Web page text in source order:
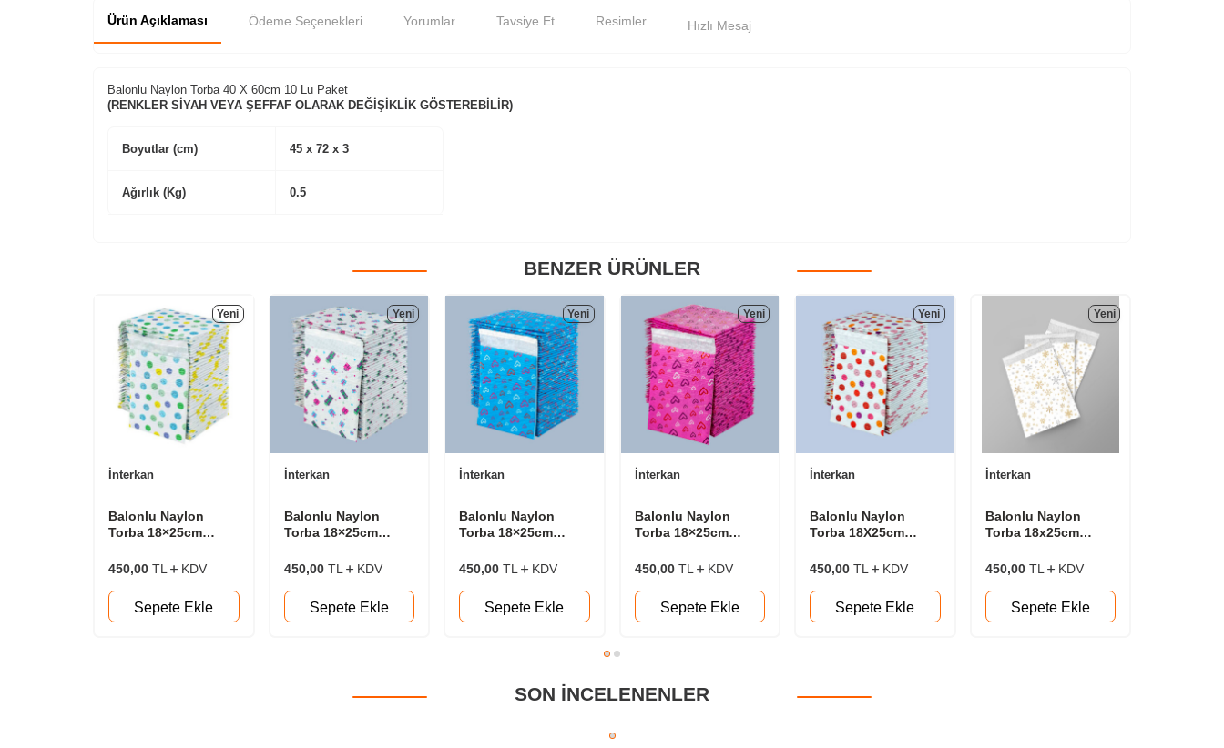
Ürün Açıklaması Ödeme Seçenekleri Yorumlar Tavsiye Et Resimler Hızlı Mesaj
Balonlu Naylon Torba 40 X 60cm 10 Lu Paket
(RENKLER SİYAH VEYA ŞEFFAF OLARAK DEĞİŞİKLİK GÖSTEREBİLİR)
Boyutlar (cm) 45 x 72 x 3
Ağırlık (Kg) 0.5
BENZER ÜRÜNLER
Yeni
İnterkan
Balonlu Naylon
Torba 18×25cm
M 50 Adet/Pk
450,00 TL KDV
Sepete Ekle
Yeni
İnterkan
Balonlu Naylon
Torba 18×25cm
Paketleri 50 Adet/Pk
450,00TL KDV
Sepete Ekle
Yeni
İnterkan
Balonlu Naylon
Torba 18×25cm
50 Adet/Pk
450,00 TL KDV
Sepete Ekle
Yeni
İnterkan
Balonlu Naylon
Torba 18×25cm
50 Adet/Pk
450,00TL KDV
Sepete Ekle
Yeni
İnterkan
Balonlu Naylon
Torba 18X25cm
K 50 Adet/Pk
450,00 TL KDV
Sepete Ekle
Yeni
İnterkan
Balonlu Naylon
Torba 18x25cm
50 Adet/Pk
450,00TL KDV
Sepete Ekle
SON INCELENENLER